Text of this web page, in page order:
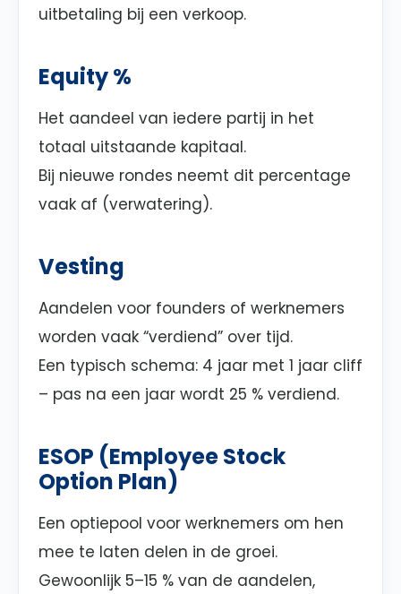
uitbetaling bij een verkoop.
Equity %
Het aandeel van iedere partij in het
totaal uitstaande kapitaal.
Bij nieuwe rondes neemt dit percentage
vaak af (verwatering).
Vesting
Aandelen voor founders of werknemers
worden vaak “verdiend” over tijd.
Een typisch schema: 4 jaar met 1 jaar cliff
– pas na een jaar wordt 25 % verdiend.
ESOP (Employee Stock
Option Plan)
Een optiepool voor werknemers om hen
mee te laten delen in de groei.
Gewoonlijk 5–15 % van de aandelen,